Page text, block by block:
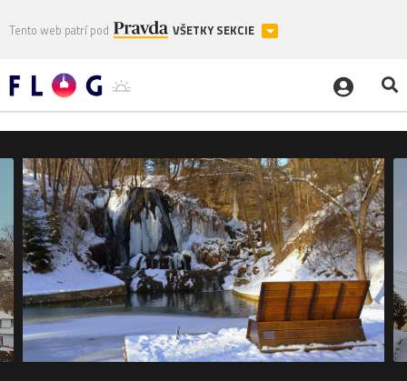
Tento web patrí pod VŠETKY SEKCIE